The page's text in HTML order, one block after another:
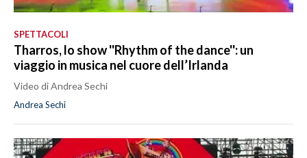
SPETTACOLI
Tharros, lo show ''Rhythm of the dance'': un
viaggio in musica nel cuore dell’Irlanda
Video di Andrea Sechi
Andrea Sechi